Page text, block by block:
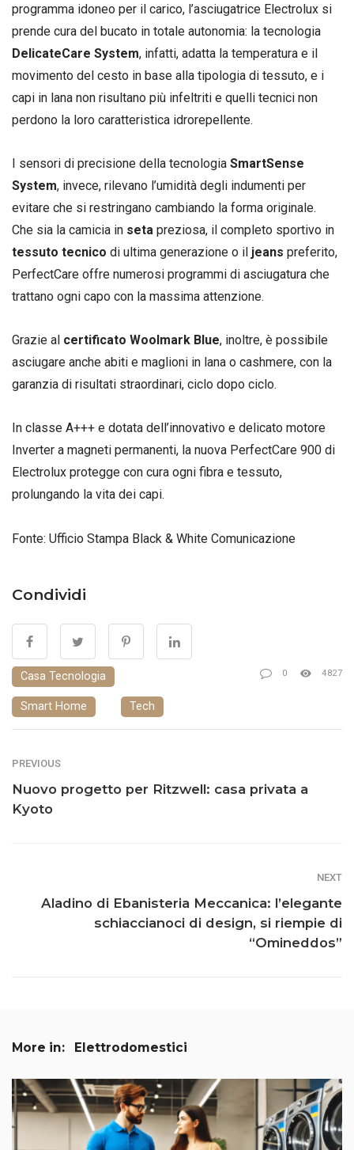
programma idoneo per il carico, l’asciugatrice Electrolux si
prende cura del bucato in totale autonomia: la tecnologia
DelicateCare System, infatti, adatta la temperatura e il
movimento del cesto in base alla tipologia di tessuto, e i
capi in lana non risultano più infeltriti e quelli tecnici non
perdono la loro caratteristica idrorepellente.
I sensori di precisione della tecnologia SmartSense
System, invece, rilevano l’umidità degli indumenti per
evitare che si restringano cambiando la forma originale.
Che sia la camicia in seta preziosa, il completo sportivo in
tessuto tecnico di ultima generazione o il jeans preferito,
PerfectCare offre numerosi programmi di asciugatura che
trattano ogni capo con la massima attenzione.
Grazie al certificato Woolmark Blue, inoltre, è possibile
asciugare anche abiti e maglioni in lana o cashmere, con la
garanzia di risultati straordinari, ciclo dopo ciclo.
In classe A+++ e dotata dell’innovativo e delicato motore
Inverter a magneti permanenti, la nuova PerfectCare 900 di
Electrolux protegge con cura ogni fibra e tessuto,
prolungando la vita dei capi.
Fonte: Ufficio Stampa Black & White Comunicazione
Condividi
Casa Tecnologia
Smart Home Tech
0 4827
PREVIOUS
Nuovo progetto per Ritzwell: casa privata a
Kyoto
NEXT
Aladino di Ebanisteria Meccanica: l’elegante
schiaccianoci di design, si riempie di
“Omineddos”
More in: Elettrodomestici